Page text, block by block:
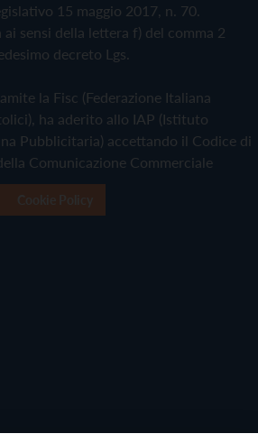
15 maggio 2017, n. 70.
ai sensi della lettera f) del comma 2
decreto Lgs.
la Fisc (Federazione Italiana
ha aderito allo IAP (Istituto
Pubblicitaria) accettando il Codice di
Comunicazione Commerciale